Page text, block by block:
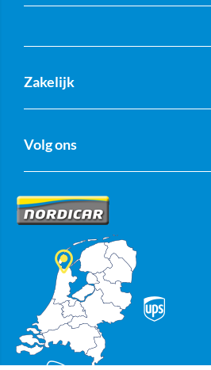
Zakelijk
Volg ons